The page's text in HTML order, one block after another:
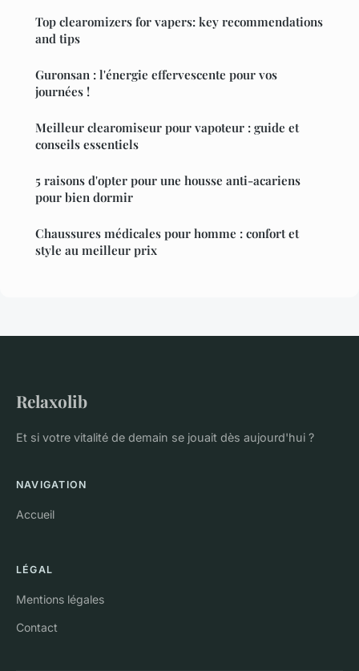
Top clearomizers for vapers: key recommendations
and tips
Guronsan : l'énergie effervescente pour vos
journées !
Meilleur clearomiseur pour vapoteur : guide et
conseils essentiels
5 raisons d'opter pour une housse anti-acariens
pour bien dormir
Chaussures médicales pour homme : confort et
style au meilleur prix
Relaxolib
Et si votre vitalité de demain se jouait dès aujourd'hui ?
NAVIGATION
Accueil
LÉGAL
Mentions légales
Contact